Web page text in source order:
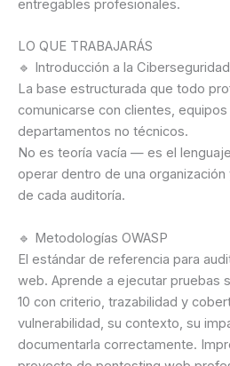
entregables profesionales.
LO QUE TRABAJARÁS
🔹 Introducción a la Ciberseguridad
La base estructurada que todo
comunicarse con clientes,
departamentos no técnicos.
No es teoría vacía — es el
operar dentro de una
de cada auditoría.
🔹 Metodologías OWASP
El estándar de referencia para
web. Aprende a ejecutar pruebas
10 con criterio, trazabilidad y
vulnerabilidad, su contexto, su
documentarla correctamente.